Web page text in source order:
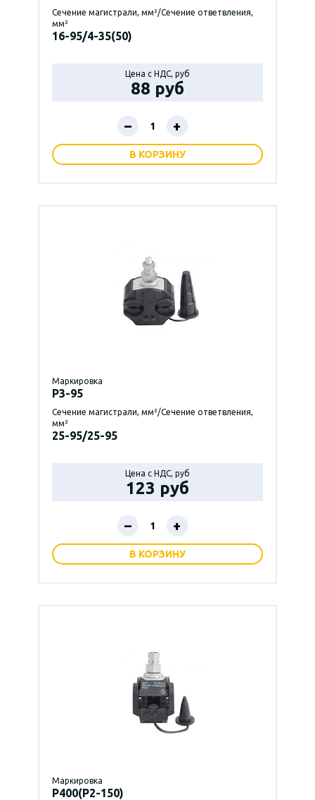
Сечение магистрали, мм²/Сечение ответвления,
мм²
16-95/4-35(50)
Цена с НДС, руб
88 руб
– +
В КОРЗИНУ
Маркировка
P3-95
Сечение магистрали, мм²/Сечение ответвления,
мм²
25-95/25-95
Цена с НДС, руб
123 руб
– +
В КОРЗИНУ
Маркировка
P400(Р2-150)